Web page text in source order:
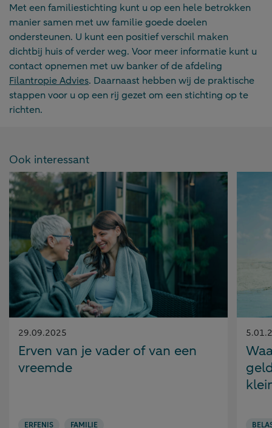
Met een familiestichting kunt u op een hele betrokken
manier samen met uw familie goede doelen
ondersteunen. U kunt een positief verschil maken
dichtbij huis of verder weg. Voor meer informatie kunt u
contact opnemen met uw banker of de afdeling
Filantropie Advies. Daarnaast hebben wij de praktische
stappen voor u op een rij gezet om een stichting op te
richten.
Ook interessant
Gepubliceerd
op:
29.09.2025
Erven van je vader of van een
vreemde
ERFENIS FAMILIE
op: